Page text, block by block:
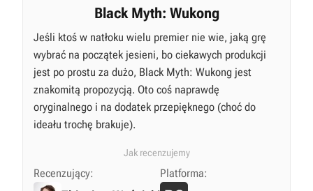
Black Myth: Wukong
Jeśli ktoś w natłoku wielu premier nie wie, jaką grę
wybrać na początek jesieni, bo ciekawych produkcji
jest po prostu za dużo, Black Myth: Wukong jest
znakomitą propozycją. Oto coś naprawdę
oryginalnego i na dodatek przepięknego (choć do
ideału trochę brakuje).
Jak recenzujemy
Recenzujący:
Platforma: